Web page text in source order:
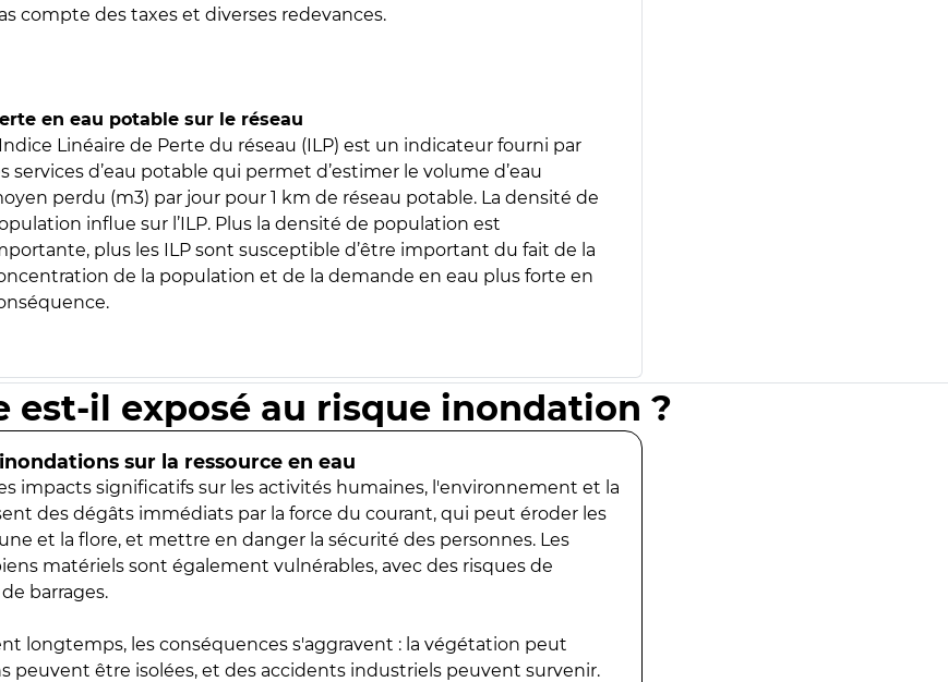
compte des taxes et diverses redevances.
en eau potable sur le réseau
Linéaire de Perte du réseau (ILP) est un indicateur fourni par
services d’eau potable qui permet d’estimer le volume d’eau
perdu (m3) par jour pour 1 km de réseau potable. La densité de
influe sur l’ILP. Plus la densité de population est
plus les ILP sont susceptible d’être important du fait de la
de la population et de la demande en eau plus forte en
est-il exposé au risque inondation ?
sur la ressource en eau
impacts significatifs sur les activités humaines, l'environnement et la
des dégâts immédiats par la force du courant, qui peut éroder les
et la flore, et mettre en danger la sécurité des personnes. Les
matériels sont également vulnérables, avec des risques de
barrages.
longtemps, les conséquences s'aggravent : la végétation peut
peuvent être isolées, et des accidents industriels peuvent survenir.